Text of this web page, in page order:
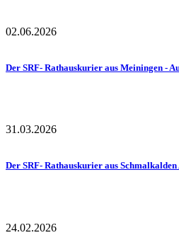
02.06.2026
Der SRF- Rathauskurier aus Meiningen -
31.03.2026
Der SRF- Rathauskurier aus
24.02.2026